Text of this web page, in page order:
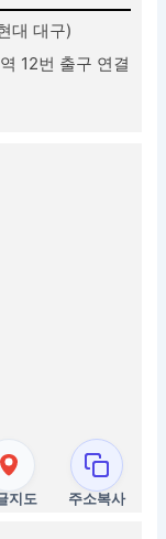
대 대구)
12번 출구 연결
지도 주소복사